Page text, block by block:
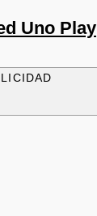
Uno Play